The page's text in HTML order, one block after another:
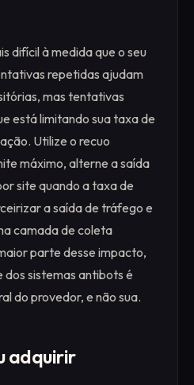
difícil à medida que o seu
repetidas ajudam
mas tentativas
está limitando sua taxa de
Utilize o recuo
máximo, alterne a saída
site quando a taxa de
a saída de tráfego e
camada de coleta
parte desse impacto,
sistemas antibots é
do provedor, e não sua.
adquirir